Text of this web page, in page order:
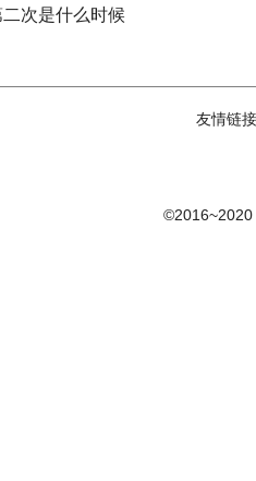
次是什么时候
友情链接